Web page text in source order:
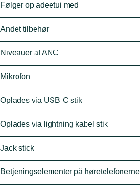
Følger opladeetui med
Andet tilbehør
Niveauer af ANC
Mikrofon
Oplades via USB-C stik
Oplades via lightning kabel stik
Jack stick
Betjeningselementer på høretelefonerne